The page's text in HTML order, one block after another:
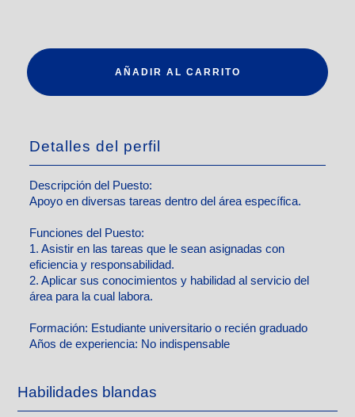
AÑADIR AL CARRITO
Detalles del perfil
Descripción del Puesto:
Apoyo en diversas tareas dentro del área específica.
Funciones del Puesto:
1. Asistir en las tareas que le sean asignadas con
eficiencia y responsabilidad.
2. Aplicar sus conocimientos y habilidad al servicio del
área para la cual labora.
Formación: Estudiante universitario o recién graduado
Años de experiencia: No indispensable
Habilidades blandas